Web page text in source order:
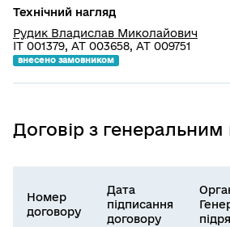
Технічний нагляд
Рудик Владислав Миколайович
ІТ 001379, АТ 003658, АТ 009751
внесено замовником
Договір з
Номер
договору
Дата
підписання
договору